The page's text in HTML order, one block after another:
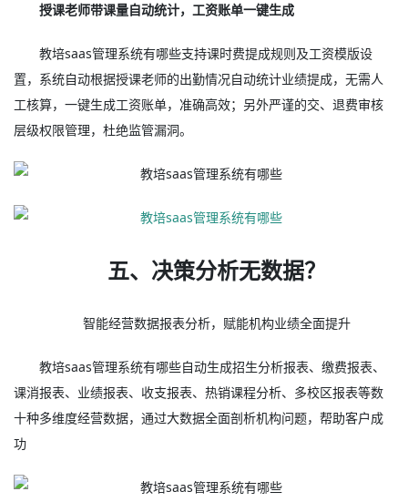
授课老师带课量自动统计，工资账单一键生成
教培saas管理系统有哪些支持课时费提成规则及工资模版设
置，系统自动根据授课老师的出勤情况自动统计业绩提成，无需人
工核算，一键生成工资账单，准确高效；另外严谨的交、退费审核
层级权限管理，杜绝监管漏洞。
五、决策分析无数据？
智能经营数据报表分析，赋能机构业绩全面提升
教培saas管理系统有哪些自动生成招生分析报表、缴费报表、
课消报表、业绩报表、收支报表、热销课程分析、多校区报表等数
十种多维度经营数据，通过大数据全面剖析机构问题，帮助客户成
功